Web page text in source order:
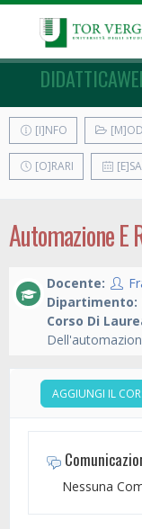
[I]NFO
[O]RARI
Automazione E
Docente:
Dipartimento:
Corso Di
AGGIUNGI IL
Nessuna